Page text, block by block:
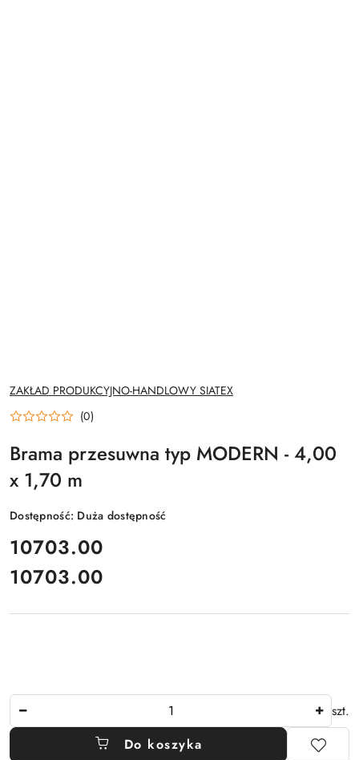
NAZWA
PRODUCENTA:
ZAKŁAD PRODUKCYJNO-HANDLOWY SIATEX
(0)
Brama przesuwna typ MODERN - 4,00
x 1,70 m
Dostępność: Duża dostępność
cena:
10703.00
Cena:
10703.00
szt.
Do koszyka